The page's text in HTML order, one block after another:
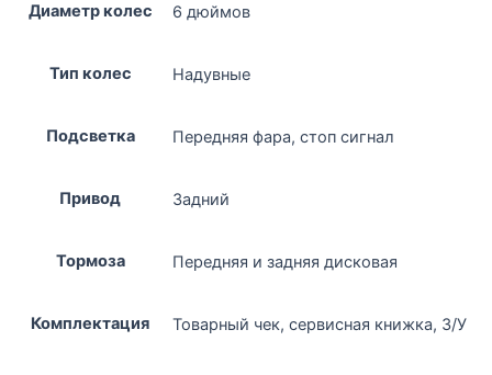
Диаметр колес 6 дюймов
Тип колес Надувные
Подсветка Передняя фара, стоп сигнал
Привод Задний
Тормоза Передняя и задняя дисковая
Комплектация Товарный чек, сервисная книжка, З/У